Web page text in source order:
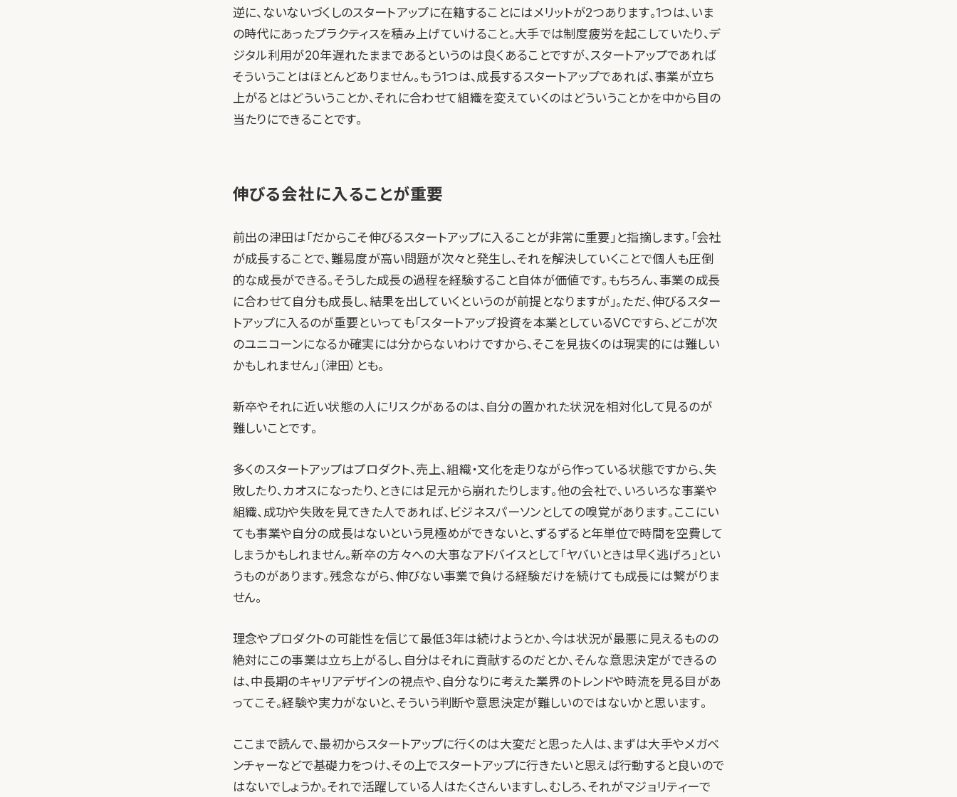
逆に、ないないづくしのスタートアップに在籍することにはメリットが2つあります。1つは、いま
の時代にあったプラクティスを積み上げていけること。大手では制度疲労を起こしていたり、デ
ジタル利用が20年遅れたままであるというのは良くあることですが、スタートアップであれば
そういうことはほとんどありません。もう1つは、成長するスタートアップであれば、事業が立ち
上がるとはどういうことか、それに合わせて組織を変えていくのはどういうことかを中から目の
当たりにできることです。
伸びる会社に入ることが重要
前出の津田は「だからこそ伸びるスタートアップに入ることが非常に重要」と指摘します。「会社
が成長することで、難易度が高い問題が次々と発生し、それを解決していくことで個人も圧倒
的な成長ができる。そうした成長の過程を経験すること自体が価値です。もちろん、事業の成長
に合わせて自分も成長し、結果を出していくというのが前提となりますが」。ただ、伸びるスター
トアップに入るのが重要といっても「スタートアップ投資を本業としているVCですら、どこが次
のユニコーンになるか確実には分からないわけですから、そこを見抜くのは現実的には難しい
かもしれません」（津田）とも。
新卒やそれに近い状態の人にリスクがあるのは、自分の置かれた状況を相対化して見るのが
難しいことです。
多くのスタートアップはプロダクト、売上、組織・文化を走りながら作っている状態ですから、失
敗したり、カオスになったり、ときには足元から崩れたりします。他の会社で、いろいろな事業や
組織、成功や失敗を見てきた人であれば、ビジネスパーソンとしての嗅覚があります。ここにい
ても事業や自分の成長はないという見極めができないと、ずるずると年単位で時間を空費して
しまうかもしれません。新卒の方々への大事なアドバイスとして「ヤバいときは早く逃げろ」とい
うものがあります。残念ながら、伸びない事業で負ける経験だけを続けても成長には繋がりま
せん。
理念やプロダクトの可能性を信じて最低3年は続けようとか、今は状況が最悪に見えるものの
絶対にこの事業は立ち上がるし、自分はそれに貢献するのだとか、そんな意思決定ができるの
は、中長期のキャリアデザインの視点や、自分なりに考えた業界のトレンドや時流を見る目があ
ってこそ。経験や実力がないと、そういう判断や意思決定が難しいのではないかと思います。
ここまで読んで、最初からスタートアップに行くのは大変だと思った人は、まずは大手やメガベ
ンチャーなどで基礎力をつけ、その上でスタートアップに行きたいと思えば行動すると良いので
はないでしょうか。それで活躍している人はたくさんいますし、むしろ、それがマジョリティーで